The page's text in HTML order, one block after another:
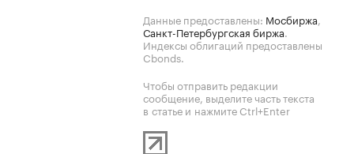
Данные предоставлены: Мосбиржа,
Санкт-Петербургская биржа.
Индексы облигаций предоставлены
Cbonds.
Чтобы отправить редакции
сообщение, выделите часть текста
в статье и нажмите Ctrl+Enter